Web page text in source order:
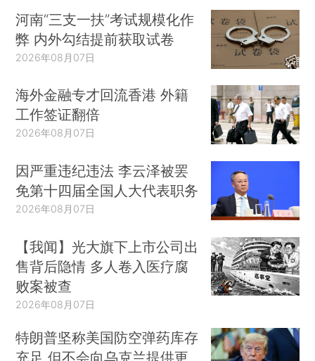
河南“三支一扶”考试规模化作
弊 内外勾结提前获取试卷
2026年08月07日
海外金融专才回流香港 外籍
工作签证翻倍
2026年08月07日
因严重违纪违法 李云泽被罢
免第十四届全国人大代表职务
2026年08月07日
【我闻】光大旗下上市公司出
售背后隐情 多人卷入医疗腐
败案被查
2026年08月07日
特朗普坚称美国防空弹药库存
充足 但不会向乌克兰提供更